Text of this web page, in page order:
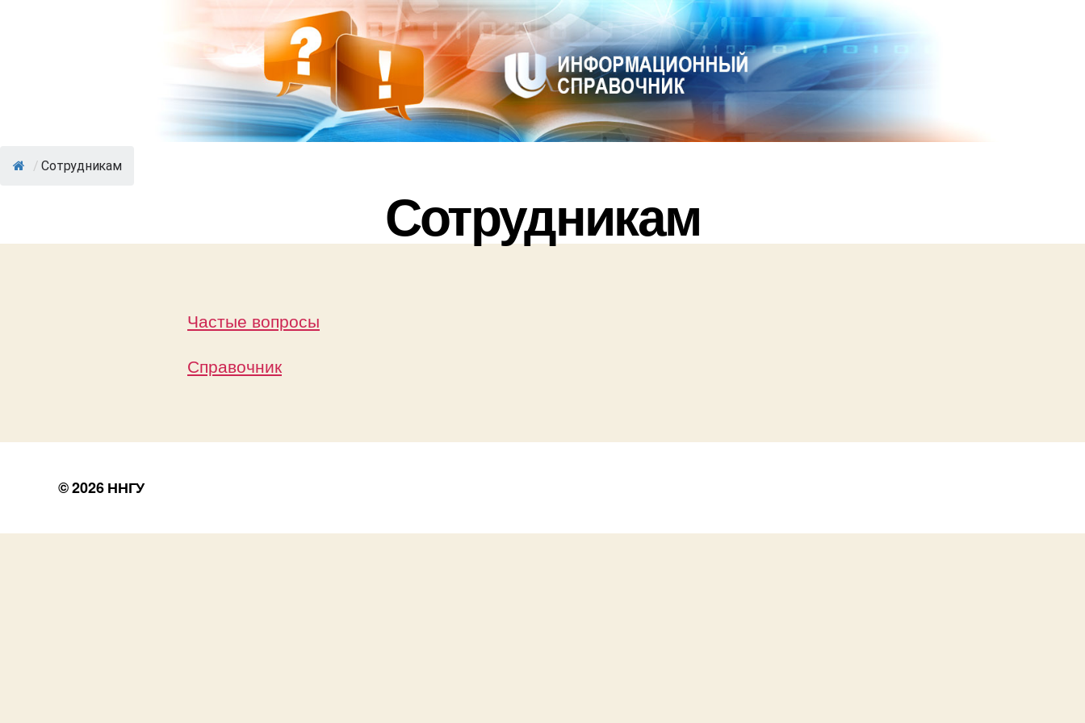
/ Сотрудникам
Сотрудникам
Частые вопросы
Справочник
© 2026ННГУ